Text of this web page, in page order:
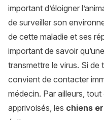
important d’éloigner
de surveiller son
de cette maladie et ses
important de savoir
transmettre le virus. Si de
convient de contacter
médecin. Par ailleurs,
apprivoisés, les chiens